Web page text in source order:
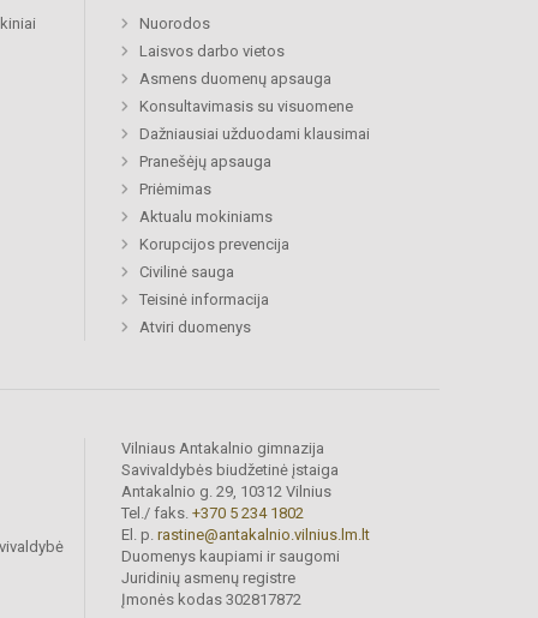
Nuorodos
Laisvos darbo vietos
Asmens duomenų apsauga
Konsultavimasis su visuomene
Dažniausiai užduodami klausimai
Pranešėjų apsauga
Priėmimas
Aktualu mokiniams
Korupcijos prevencija
Civilinė sauga
Teisinė informacija
Atviri duomenys
Vilniaus Antakalnio gimnazija
Savivaldybės biudžetinė įstaiga
Antakalnio g. 29, 10312 Vilnius
Tel./ faks. +370 5 234 1802
El. p. rastine@antakalnio.vilnius.lm.lt
Duomenys kaupiami ir saugomi
Juridinių asmenų registre
Įmonės kodas 302817872